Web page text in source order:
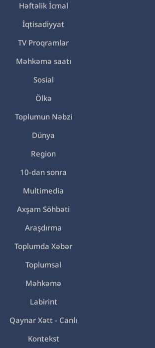
Həftəlik İcmal
İqtisadiyyat
TV Proqramlar
Məhkəmə saatı
Sosial
Ölkə
Toplumun Nəbzi
Dünya
Region
10-dan sonra
Multimedia
Axşam Söhbəti
Araşdırma
Toplumda Xəbər
Toplumsal
Məhkəmə
Labirint
Qaynar Xətt - Canlı
Kontekst